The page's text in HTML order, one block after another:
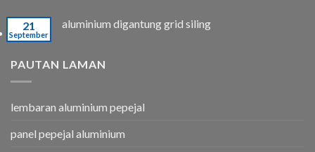
21
September
aluminium digantung grid siling
PAUTAN LAMAN
lembaran aluminium pepejal
panel pepejal aluminium